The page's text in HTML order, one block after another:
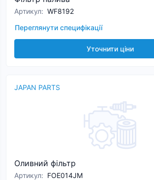
Артикул: WF8192
Переглянути специфікації
Уточнити ціни
JAPAN PARTS
Оливний фільтр
Артикул: FOE014JM